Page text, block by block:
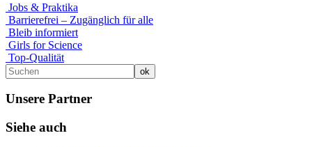
Jobs & Praktika
Barrierefrei – Zugänglich für alle
Bleib informiert
Girls for Science
Top-Qualität
Unsere Partner
Siehe auch